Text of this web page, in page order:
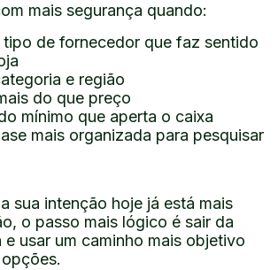
mais segurança quando:
tipo de fornecedor que faz sentido
e região
do que preço
mínimo que aperta o caixa
mais organizada para pesquisar
sua intenção hoje já está mais
o passo mais lógico é sair da
e usar um caminho mais objetivo